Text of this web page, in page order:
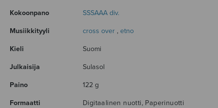
Kokoonpano SSSAAA div.
Musiikkityyli cross over , etno
Kieli Suomi
Julkaisija Sulasol
Paino 122 g
Formaatti Digitaalinen nuotti, Paperinuotti